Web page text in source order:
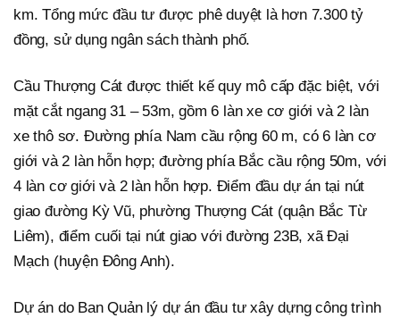
km. Tổng mức đầu tư được phê duyệt là hơn 7.300 tỷ
đồng, sử dụng ngân sách thành phố.
Cầu Thượng Cát được thiết kế quy mô cấp đặc biệt, với
mặt cắt ngang 31 – 53m, gồm 6 làn xe cơ giới và 2 làn
xe thô sơ. Đường phía Nam cầu rộng 60 m, có 6 làn cơ
giới và 2 làn hỗn hợp; đường phía Bắc cầu rộng 50m, với
4 làn cơ giới và 2 làn hỗn hợp. Điểm đầu dự án tại nút
giao đường Kỳ Vũ, phường Thượng Cát (quận Bắc Từ
Liêm), điểm cuối tại nút giao với đường 23B, xã Đại
Mạch (huyện Đông Anh).
Dự án do Ban Quản lý dự án đầu tư xây dựng công trình